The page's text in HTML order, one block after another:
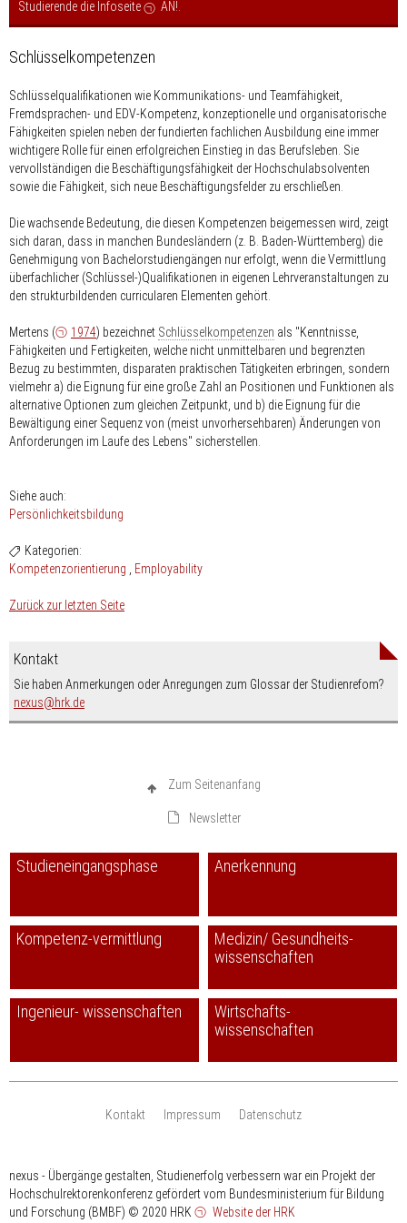
Studierende die Infoseite
AN!
Schlüsselkompetenzen
Schlüsselqualifikationen wie Kommunikations- und Teamfähigkeit,
Fremdsprachen- und EDV-Kompetenz, konzeptionelle und organisatorische
Fähigkeiten spielen neben der fundierten fachlichen Ausbildung eine immer
wichtigere Rolle für einen erfolgreichen Einstieg in das Berufsleben. Sie
vervollständigen die Beschäftigungsfähigkeit der Hochschulabsolventen
sowie die Fähigkeit, sich neue Beschäftigungsfelder zu erschließen.
Die wachsende Bedeutung, die diesen Kompetenzen beigemessen wird, zeigt
sich daran, dass in manchen Bundesländern (z. B. Baden-Württemberg) die
Genehmigung von Bachelorstudiengängen nur erfolgt, wenn die Vermittlung
überfachlicher (Schlüssel-)Qualifikationen in eigenen Lehrveranstaltungen zu
den strukturbildenden curricularen Elementen gehört.
Mertens ( 1974) bezeichnet Schlüsselkompetenzen als "Kenntnisse,
Fähigkeiten und Fertigkeiten, welche nicht unmittelbaren und begrenzten
Bezug zu bestimmten, disparaten praktischen Tätigkeiten erbringen, sondern
vielmehr a) die Eignung für eine große Zahl an Positionen und Funktionen als
alternative Optionen zum gleichen Zeitpunkt, und b) die Eignung für die
Bewältigung einer Sequenz von (meist unvorhersehbaren) Änderungen von
Anforderungen im Laufe des Lebens" sicherstellen.
Siehe auch:
Persönlichkeitsbildung
Kategorien:
Kompetenzorientierung
Employability
Zurück zur letzten Seite
Kontakt
Sie haben Anmerkungen oder Anregungen zum Glossar der Studienrefom?
nexus
nospam-
hrk.de
Zum Seitenanfang
Newsletter
Studieneingangsphase Anerkennung
Kompetenz-vermittlung
Medizin/ Gesundheits-
wissenschaften
Ingenieur- wissenschaften
Wirtschafts-
wissenschaften
Kontakt Impressum Datenschutz
nexus - Übergänge gestalten, Studienerfolg verbessern war ein Projekt der
Hochschulrektorenkonferenz gefördert vom Bundesministerium für Bildung
und Forschung (BMBF) © 2020 HRK Website der HRK